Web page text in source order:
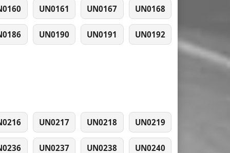
UN0161 UN0167 UN0168
UN0190 UN0191 UN0192
UN0217 UN0218 UN0219
UN0237 UN0238 UN0240